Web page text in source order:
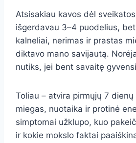
Atsisakiau kavos dėl
išgerdavau 3–4 puodelius,
kalneliai, nerimas ir prastas
diktavo mano savijautą.
nutiks, jei bent savaitę
Toliau – atvira pirmųjų 7
miegas, nuotaika ir protinė
simptomai užklupo, kuo
ir kokie mokslo faktai